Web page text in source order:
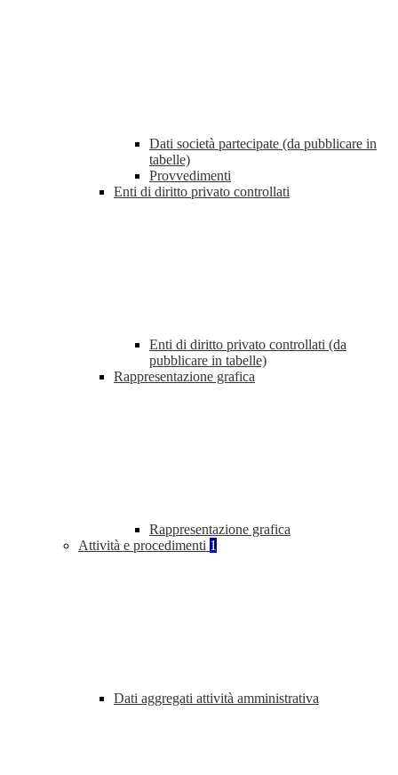
Dati società partecipate (da pubblicare in
tabelle)
Provvedimenti
Enti di diritto privato controllati
Enti di diritto privato controllati (da
pubblicare in tabelle)
Rappresentazione grafica
Rappresentazione grafica
Attività e procedimenti 1
Dati aggregati attività amministrativa